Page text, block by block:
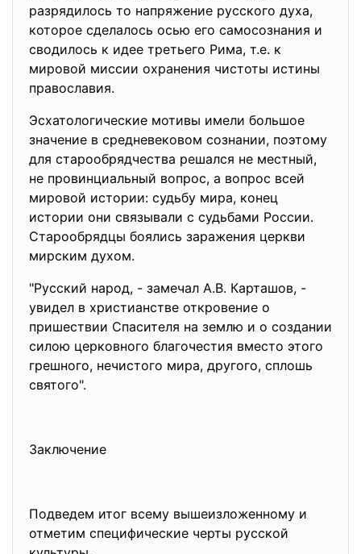
разрядилось то напряжение русского духа,
которое сделалось осью его самосознания и
сводилось к идее третьего Рима, т.е. к
мировой миссии охранения чистоты истины
православия.
Эсхатологические мотивы имели большое
значение в средневековом сознании, поэтому
для старообрядчества решался не местный,
не провинциальный вопрос, а вопрос всей
мировой истории: судьбу мира, конец
истории они связывали с судьбами России.
Старообрядцы боялись заражения церкви
мирским духом.
"Русский народ, - замечал А.В. Карташов, -
увидел в христианстве откровение о
пришествии Спасителя на землю и о создании
силою церковного благочестия вместо этого
грешного, нечистого мира, другого, сплошь
святого".
Заключение
Подведем итог всему вышеизложенному и
отметим специфические черты русской